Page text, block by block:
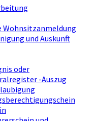
Wohnsitzanmeldung
und Auskunft
oder
-Auszug